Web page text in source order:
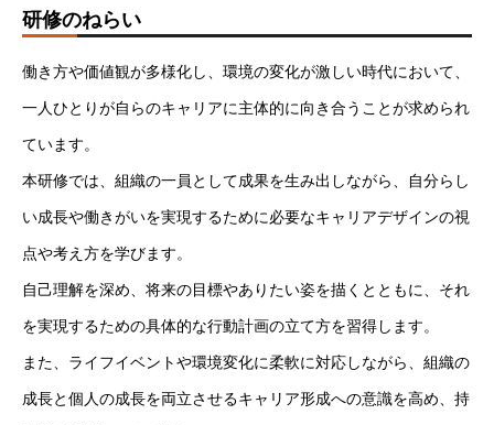
研修のねらい
働き方や価値観が多様化し、環境の変化が激しい時代において、
一人ひとりが自らのキャリアに主体的に向き合うことが求められ
ています。
本研修では、組織の一員として成果を生み出しながら、自分らし
い成長や働きがいを実現するために必要なキャリアデザインの視
点や考え方を学びます。
自己理解を深め、将来の目標やありたい姿を描くとともに、それ
を実現するための具体的な行動計画の立て方を習得します。
また、ライフイベントや環境変化に柔軟に対応しながら、組織の
成長と個人の成長を両立させるキャリア形成への意識を高め、持